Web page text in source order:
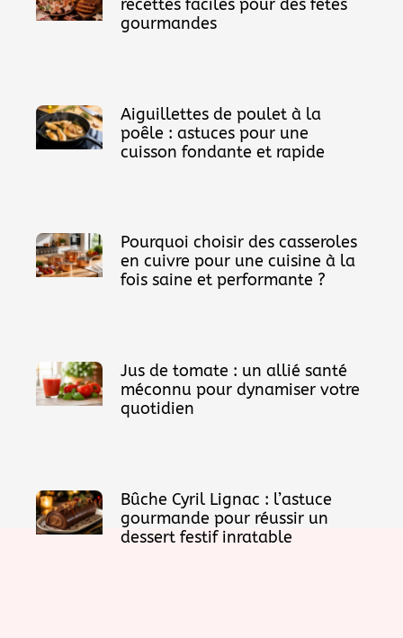
recettes faciles pour des fêtes
gourmandes
Aiguillettes de poulet à la
poêle : astuces pour une
cuisson fondante et rapide
Pourquoi choisir des casseroles
en cuivre pour une cuisine à la
fois saine et performante ?
Jus de tomate : un allié santé
méconnu pour dynamiser votre
quotidien
Bûche Cyril Lignac : l’astuce
gourmande pour réussir un
dessert festif inratable